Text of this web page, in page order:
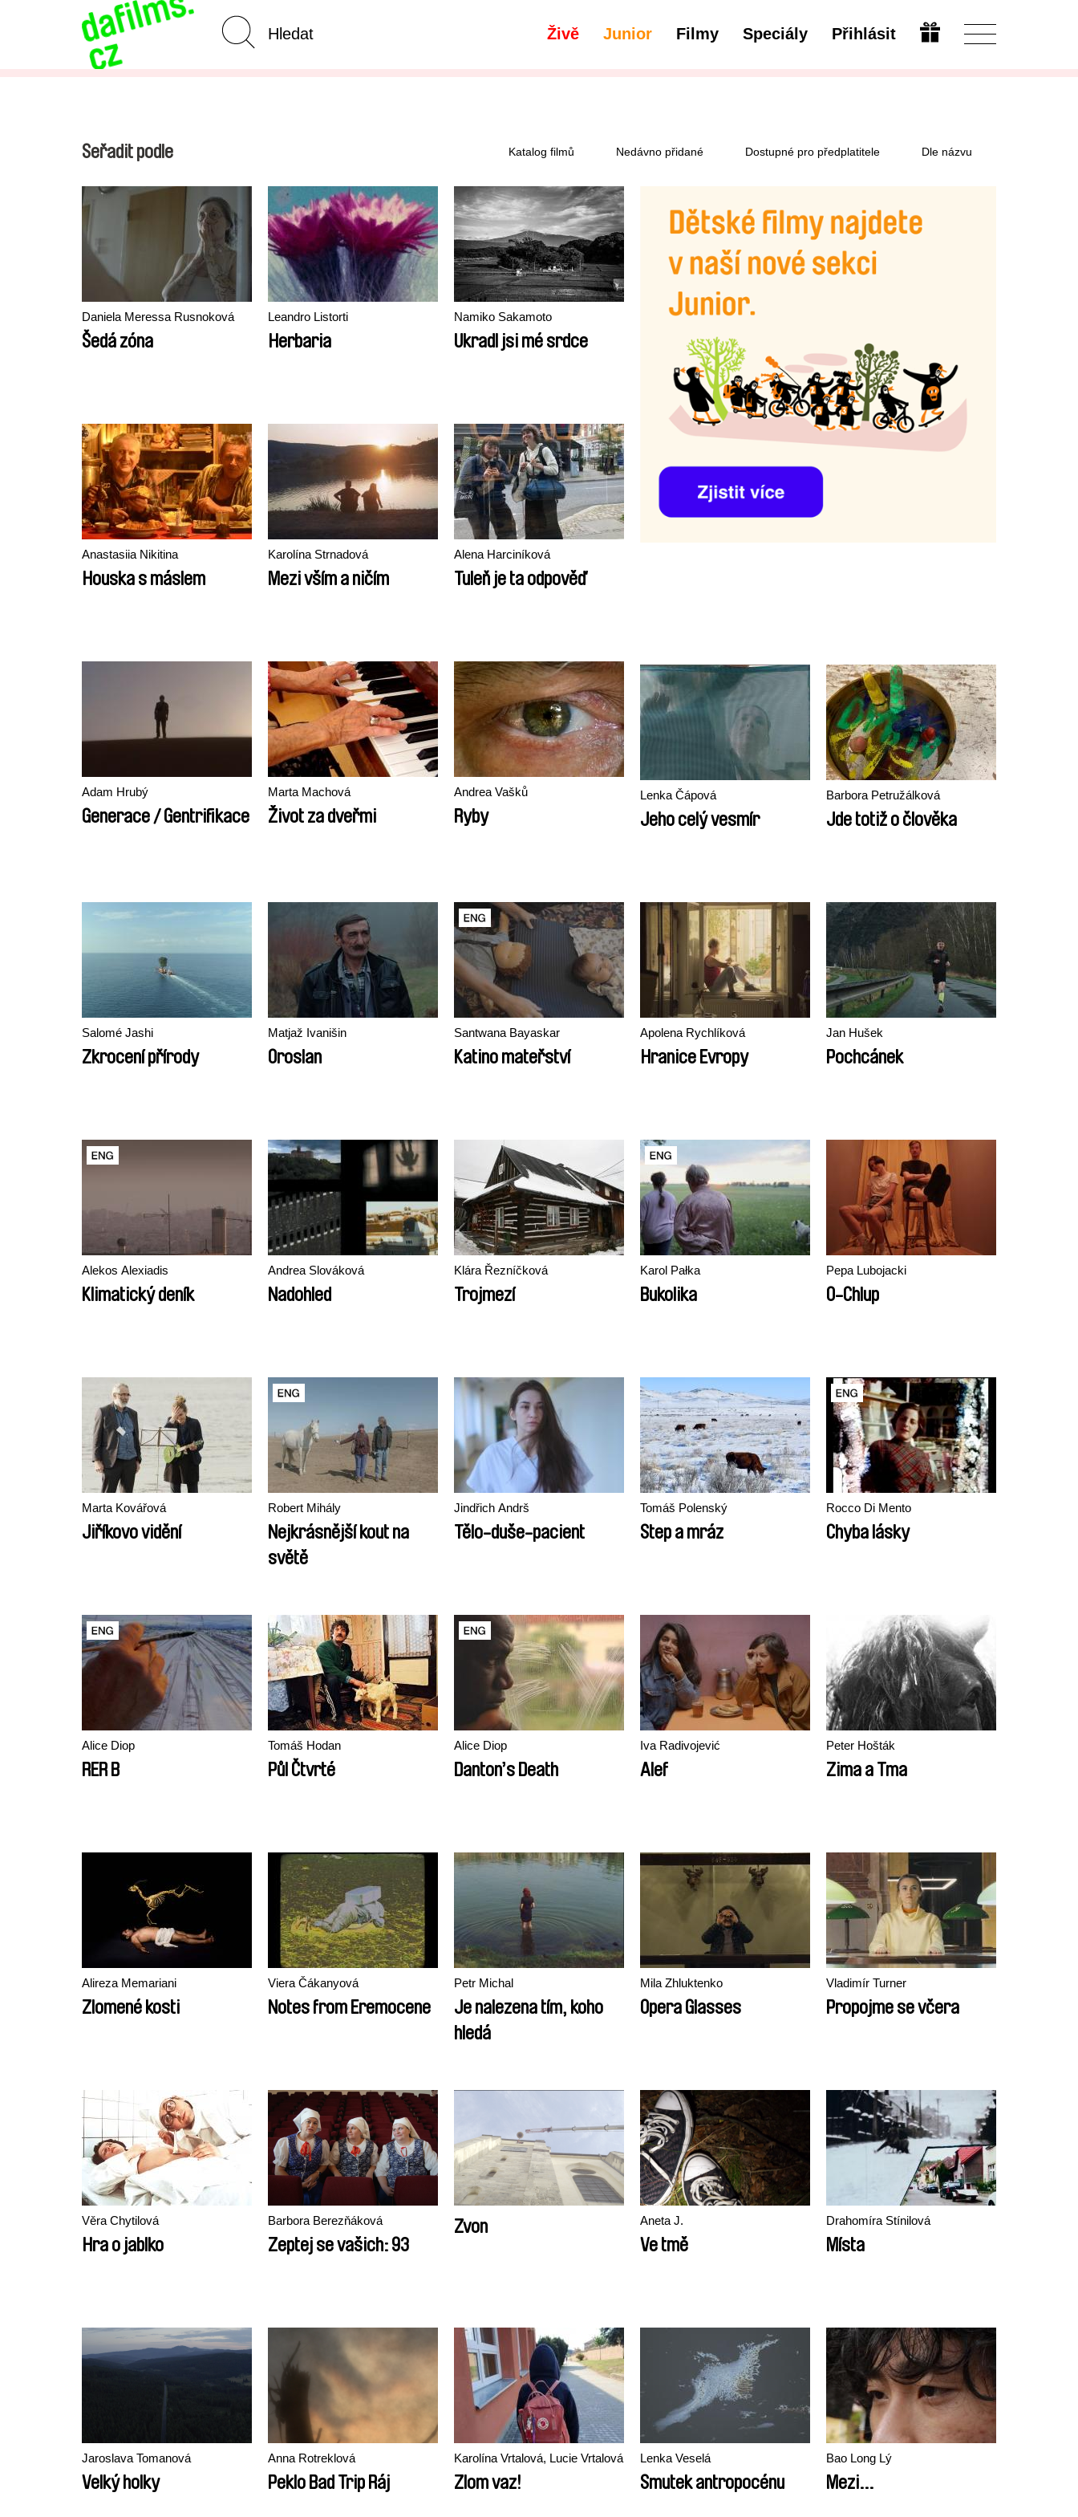
Živě Junior Filmy Speciály Přihlásit
Pokročilé vyhledávání Otevřít
Seřadit podle Katalog filmů Nedávno přidané Dostupné pro předplatitele Dle názvu
Daniela Meressa Rusnoková
Šedá zóna
Leandro Listorti
Herbaria
Namiko Sakamoto
Ukradl jsi mé srdce
Anastasiia Nikitina
Houska s máslem
Karolína Strnadová
Mezi vším a ničím
Alena Harciníková
Tuleň je ta odpověď
Adam Hrubý
Generace / Gentrifikace
Marta Machová
Život za dveřmi
Andrea Vašků
Ryby
Lenka Čápová
Jeho celý vesmír
Barbora Petružálková
Jde totiž o člověka
Salomé Jashi
Zkrocení přírody
Matjaž Ivanišin
Oroslan
Santwana Bayaskar
Katino mateřství
Apolena Rychlíková
Hranice Evropy
Jan Hušek
Pochcánek
Alekos Alexiadis
Klimatický deník
Andrea Slováková
Nadohled
Klára Řezníčková
Trojmezí
Karol Pałka
Bukolika
Pepa Lubojacki
O-Chlup
Marta Kovářová
Jiříkovo vidění
Robert Mihály
Nejkrásnější kout na
světě
Jindřich Andrš
Tělo-duše-pacient
Tomáš Polenský
Step a mráz
Rocco Di Mento
Chyba lásky
Alice Diop
RER B
Tomáš Hodan
Půl Čtvrté
Alice Diop
Danton’s Death
Iva Radivojević
Alef
Peter Hošták
Zima a Tma
Alireza Memariani
Zlomené kosti
Viera Čákanyová
Notes from Eremocene
Petr Michal
Je nalezena tím, koho
hledá
Mila Zhluktenko
Opera Glasses
Vladimír Turner
Propojme se včera
Věra Chytilová
Hra o jablko
Barbora Berezňáková
Zeptej se vašich: 93
Zvon Aneta J.
Ve tmě
Drahomíra Stínilová
Místa
Jaroslava Tomanová
Velký holky
Anna Rotreklová
Peklo Bad Trip Ráj
Karolína Vrtalová, Lucie Vrtalová
Zlom vaz!
Lenka Veselá
Smutek antropocénu
Bao Long Lý
Mezi...